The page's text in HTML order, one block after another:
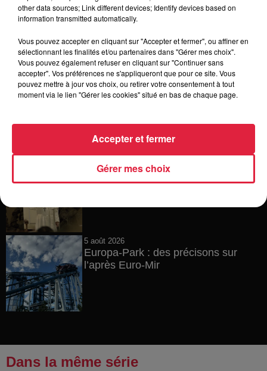
6 août 2026
Tags antisémites à Strasbourg :
Catherine Trautmann réagit
6 août 2026
Au zoo de Mulhouse : rencontre
Les dernières infos sur la venue du
pape à Metz en septembre
5 août 2026
Europa-Park : des précisons sur
l’après Euro-Mir
Dans la même série
other data sources; Link different devices; Identify devices based on
information transmitted automatically.
Vous pouvez accepter en cliquant sur "Accepter et fermer", ou affiner en
sélectionnant les finalités et/ou partenaires dans "Gérer mes choix".
Vous pouvez également refuser en cliquant sur "Continuer sans
accepter". Vos préférences ne s'appliqueront que pour ce site. Vous
pouvez mettre à jour vos choix, ou retirer votre consentement à tout
moment via le lien "Gérer les cookies" situé en bas de chaque page.
Gérer mes choix
Accepter et fermer